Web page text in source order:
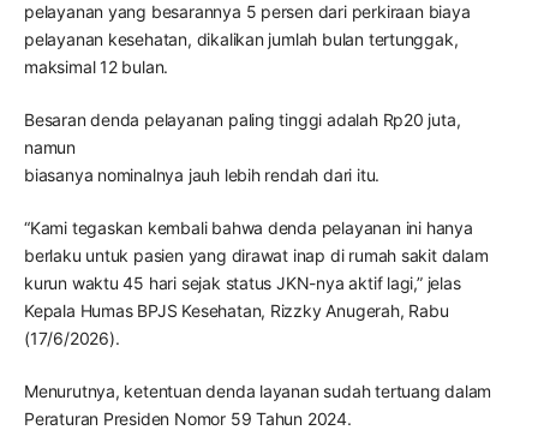
pelayanan yang besarannya 5 persen dari perkiraan biaya
pelayanan kesehatan, dikalikan jumlah bulan tertunggak,
maksimal 12 bulan.
Besaran denda pelayanan paling tinggi adalah Rp20 juta,
namun
biasanya nominalnya jauh lebih rendah dari itu.
“Kami tegaskan kembali bahwa denda pelayanan ini hanya
berlaku untuk pasien yang dirawat inap di rumah sakit dalam
kurun waktu 45 hari sejak status JKN-nya aktif lagi,” jelas
Kepala Humas BPJS Kesehatan, Rizzky Anugerah, Rabu
(17/6/2026).
Menurutnya, ketentuan denda layanan sudah tertuang dalam
Peraturan Presiden Nomor 59 Tahun 2024.